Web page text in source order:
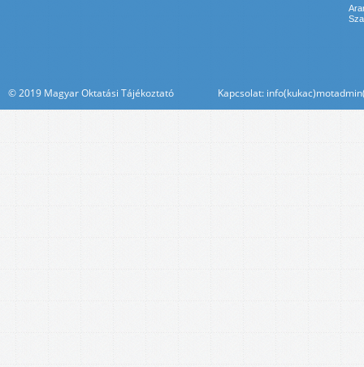
© 2019 Magyar Oktatási Tájékoztató Kapcsolat: